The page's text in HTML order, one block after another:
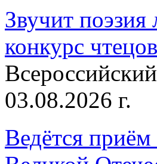
Звучит
конкурс
03.08.2026 г.
Ведётся